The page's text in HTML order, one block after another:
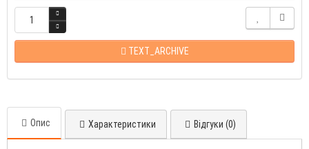
TEXT_ARCHIVE
Опис Характеристики Відгуки (0)